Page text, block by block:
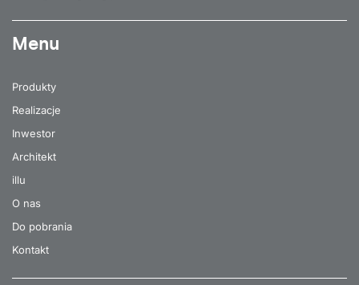
Menu
Produkty
Realizacje
Inwestor
Architekt
illu
O nas
Do pobrania
Kontakt